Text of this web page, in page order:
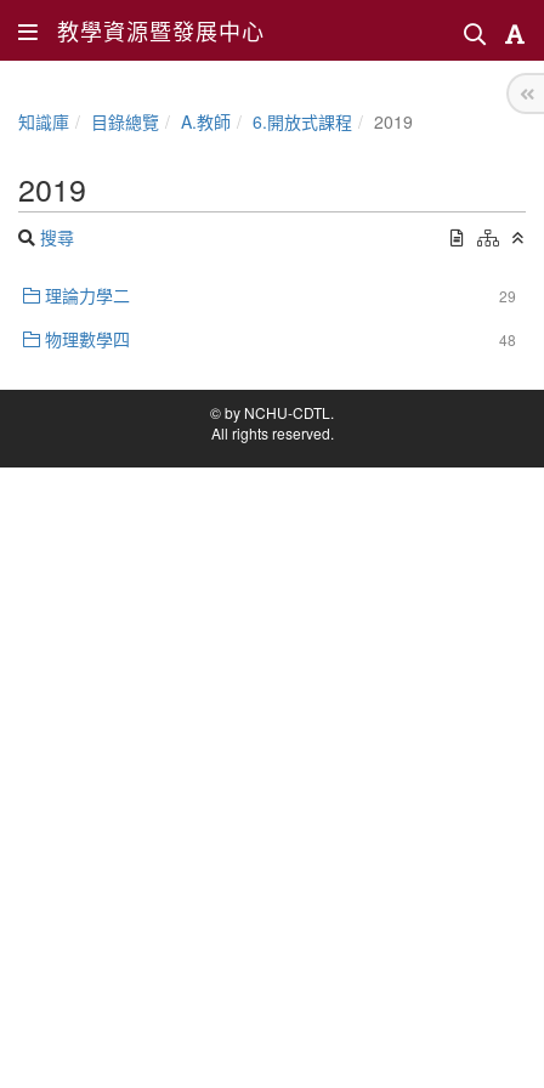
教學資源暨發展中心
知識庫 目錄總覽 A.教師 6.開放式課程 2019
2019
搜尋
29
理論力學二
48
物理數學四
© by NCHU-CDTL.
All rights reserved.